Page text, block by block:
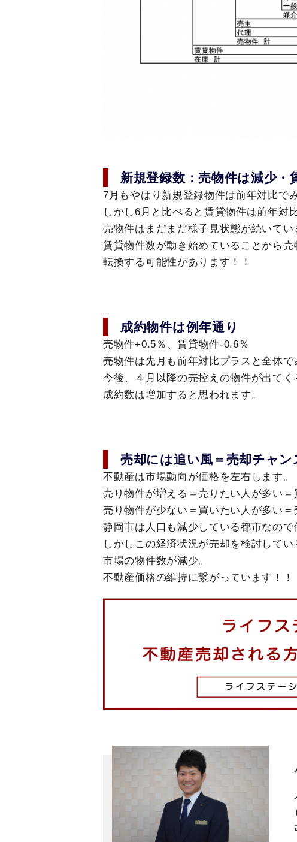
新規登録数：売物件は減少・
7月もやはり新規登録物件は前年対比で
しかし6月と比べると賃貸物件は前年対
売物件はまだまだ様子見状態が続いてい
賃貸物件数が動き始めていることから
転換する可能性があります！！
成約物件は例年通り
売物件+0.5％、賃貸物件-0.6％
売物件は先月も前年対比プラスと全体で
今後、４月以降の売控えの物件が出てく
成約数は増加すると思われます。
売却には追い風＝売却チャン
不動産は市場動向が価格を左右します。
売り物件が増える＝売りたい人が多い
売り物件が少ない＝買いたい人が多い
静岡市は人口も減少している都市なので
しかしこの経済状況が売却を検討して
市場の物件数が減少。
不動産価格の維持に繋がっています！！